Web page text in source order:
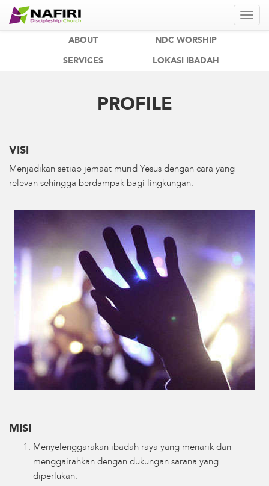
ABOUT NDC WORSHIP
SERVICES LOKASI IBADAH
PROFILE
VISI
Menjadikan setiap jemaat murid Yesus dengan cara yang
relevan sehingga berdampak bagi lingkungan.
MISI
Menyelenggarakan ibadah raya yang menarik dan
menggairahkan dengan dukungan sarana yang
diperlukan.